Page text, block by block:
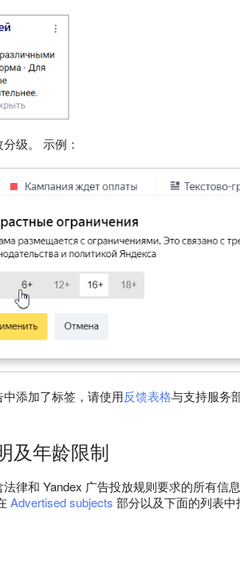
级。 示例：
添加了标签，请使用反馈表格与支持服务
及年龄限制
律和 Yandex 广告投放规则要求的所有信
Advertised subjects 部分以及下面的列表中